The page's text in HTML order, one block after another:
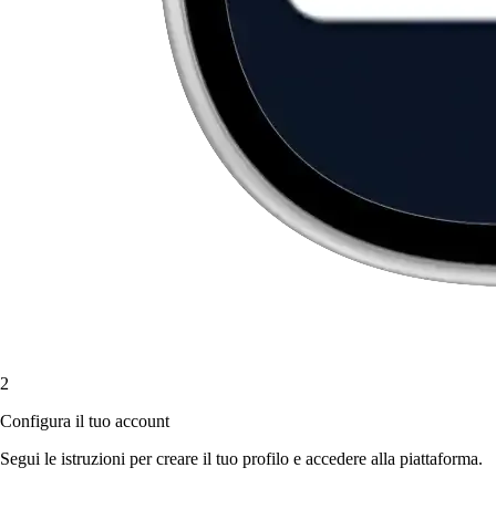
2
Configura il tuo account
Segui le istruzioni per creare il tuo profilo e accedere alla piattaforma.